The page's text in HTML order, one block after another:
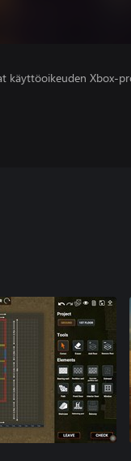
käyttöoikeuden Xbox-